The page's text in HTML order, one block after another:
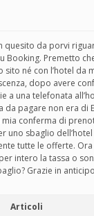
quesito da porvi
Booking. Premetto
né con l’hotel da
dopo avere
a una telefonata
da pagare non era di
conferma di
uno sbaglio
tutte le offerte.
intero la tassa o
Grazie in
Articoli